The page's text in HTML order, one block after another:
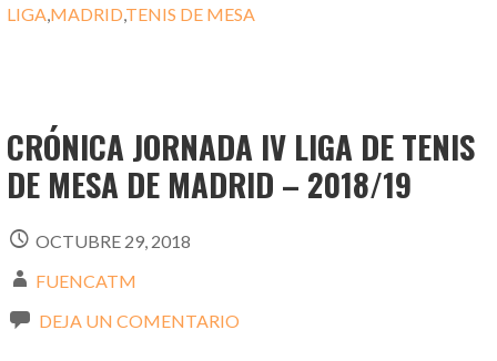
LIGA,MADRID,TENIS DE MESA
CRÓNICA JORNADA IV LIGA DE TENIS
DE MESA DE MADRID – 2018/19
OCTUBRE 29, 2018
FUENCATM
DEJA UN COMENTARIO